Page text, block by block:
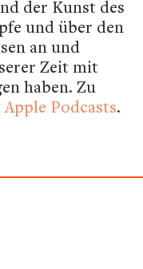
der Kunst des
und über den
an und
Zeit mit
haben. Zu
Apple Podcasts.